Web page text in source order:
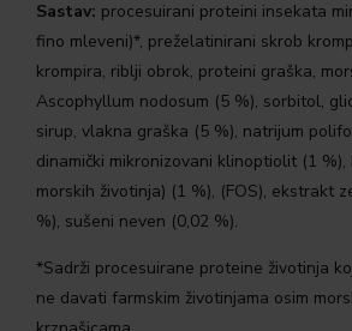
Sastav: procesuirani proteini insekata
fino mleveni)*, preželatinirani skrob
krompira, riblji obrok, proteini graška,
Ascophyllum nodosum (5 %), sorbitol,
sirup, vlakna graška (5 %), natrijum
dinamički mikronizovani klinoptiolit (1 %),
morskih životinja) (1 %), (FOS), ekstrakt
%), sušeni neven (0,02 %).
*Sadrži procesuirane proteine životinja
ne davati farmskim životinjama osim